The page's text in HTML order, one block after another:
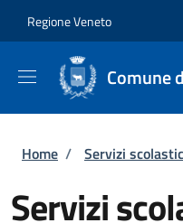
Regione Veneto
Comune
Briciole di
Home / Servizi
Servizi